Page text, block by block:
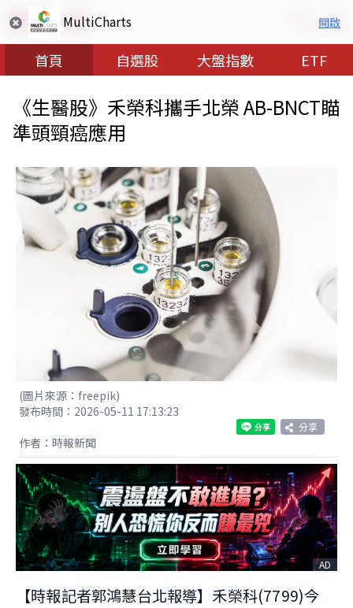
MultiCharts 開啟
首頁 自選股 大盤指數 ETF
《生醫股》禾榮科攜手北榮 AB-BNCT瞄
準頭頸癌應用
(圖片來源：freepik)
發布時間：2026-05-11 17:13:23
分享
作者：時報新聞
AD
【時報記者郭鴻慧台北報導】禾榮科(7799)今